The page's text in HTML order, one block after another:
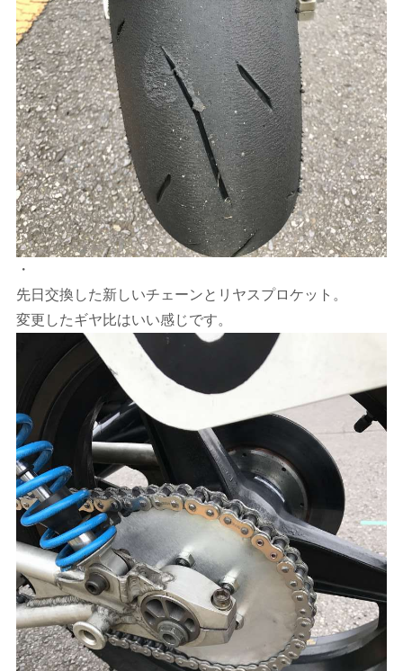
・
先日交換した新しいチェーンとリヤスプロケット。
変更したギヤ比はいい感じです。